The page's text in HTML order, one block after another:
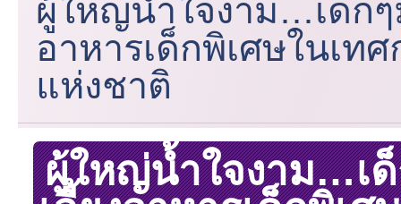
ผู้ใหญ่น้ำใจงาม…เด็ก
อาหารเด็กพิเศษในเท
แห่งชาติ
ผู้ใหญ่น้ำใจงาม…เ